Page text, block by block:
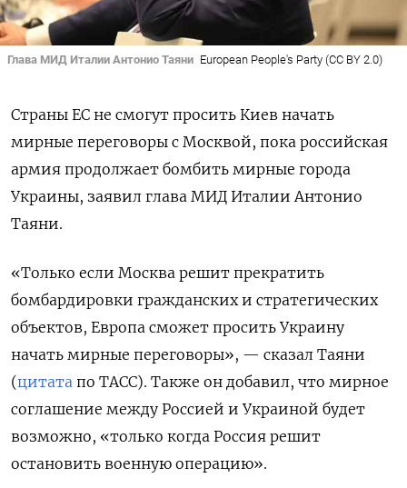
Глава МИД Италии Антонио Таяни European People's Party (CC BY 2.0)
Страны ЕС не смогут просить Киев начать
мирные переговоры с Москвой, пока российская
армия продолжает бомбить мирные города
Украины, заявил глава МИД Италии Антонио
Таяни.
«Только если Москва решит прекратить
бомбардировки гражданских и стратегических
объектов, Европа сможет просить Украину
начать мирные переговоры», — сказал Таяни
(цитата по ТАСС). Также он добавил, что мирное
соглашение между Россией и Украиной будет
возможно, «только когда Россия решит
остановить военную операцию».